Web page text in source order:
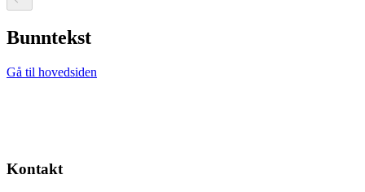
Bunntekst
Gå til hovedsiden
Kontakt